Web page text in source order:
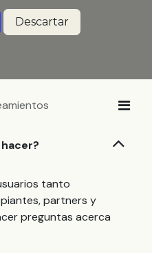
Descartar
tanto
partners y
preguntas acerca